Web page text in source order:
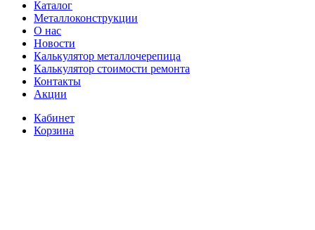
Каталог
Металлоконструкции
О нас
Новости
Калькулятор металлочерепица
Калькулятор стоимости ремонта
Контакты
Акции
Кабинет
Корзина